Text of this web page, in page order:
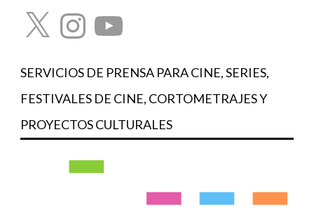
X InstagramYouTube
SERVICIOS DE PRENSA PARA CINE, SERIES,
FESTIVALES DE CINE, CORTOMETRAJES Y
PROYECTOS CULTURALES